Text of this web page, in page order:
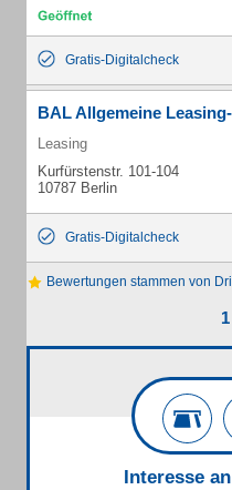
Gratis-Digitalcheck
BAL Allgemeine
Leasing
Kurfürstenstr. 101-104
10787 Berlin
Gratis-Digitalcheck
Bewertungen stammen von
Interesse